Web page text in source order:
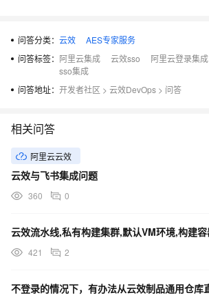
问答分类： 云效
AES专家服务
问答标签： 阿里云集成 云效sso 阿里云登录集成
sso集成
问答地址： 开发者社区 > 云效DevOps > 问答
相关问答
阿里云云效
云效与飞书集成问题
360 0
421 2